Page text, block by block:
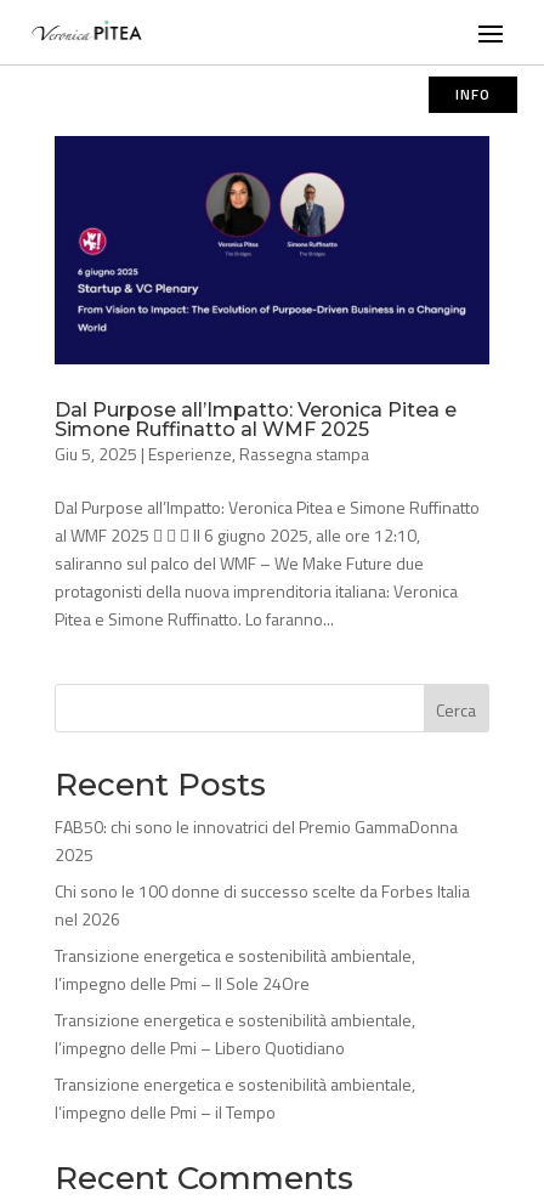
INFO
Dal Purpose all’Impatto: Veronica Pitea e
Simone Ruffinatto al WMF 2025
Giu 5, 2025 | Esperienze, Rassegna stampa
Dal Purpose all’Impatto: Veronica Pitea e Simone Ruffinatto
al WMF 2025    Il 6 giugno 2025, alle ore 12:10,
saliranno sul palco del WMF – We Make Future due
protagonisti della nuova imprenditoria italiana: Veronica
Pitea e Simone Ruffinatto. Lo faranno...
Cerca
Recent Posts
FAB50: chi sono le innovatrici del Premio GammaDonna
2025
Chi sono le 100 donne di successo scelte da Forbes Italia
nel 2026
Transizione energetica e sostenibilità ambientale,
l’impegno delle Pmi – Il Sole 24Ore
Transizione energetica e sostenibilità ambientale,
l’impegno delle Pmi – Libero Quotidiano
Transizione energetica e sostenibilità ambientale,
l’impegno delle Pmi – il Tempo
Recent Comments